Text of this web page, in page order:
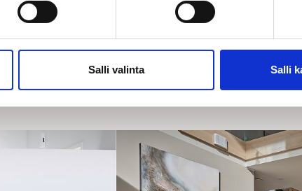
Salli valinta Salli
Inspiraatiota elämäsi
kotimatkalle